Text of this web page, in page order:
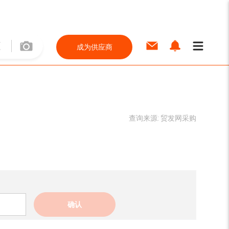
成为供应商
查询来源: 贸发网采购
确认